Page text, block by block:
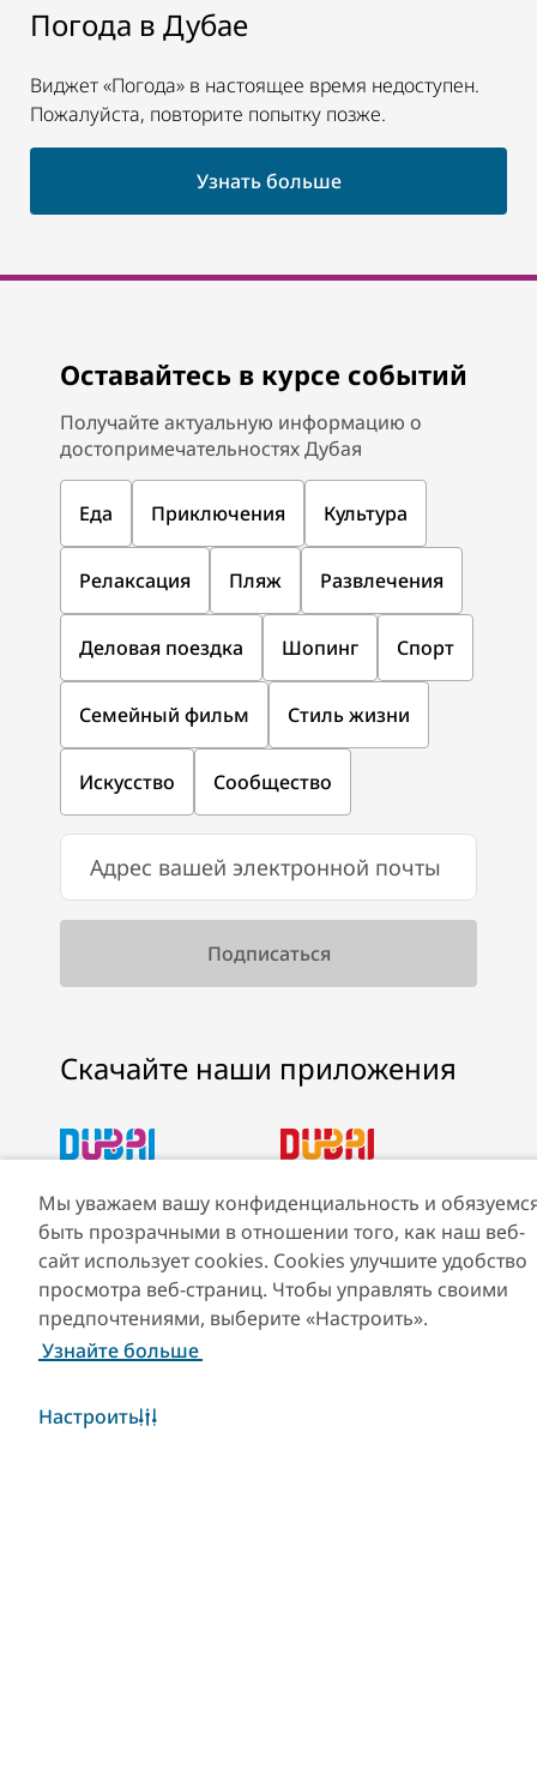
Мы уважаем вашу конфиденциальность и
быть прозрачными в отношении того, как наш веб-
сайт использует cookies. Cookies улучшите удобство
просмотра веб-страниц. Чтобы управлять своими
предпочтениями, выберите «Настроить».
Узнайте больше
Настроить
Погода в Дубае
Виджет «Погода» в настоящее время недоступен.
Пожалуйста, повторите попытку позже.
Узнать больше
Оставайтесь в курсе событий
Получайте актуальную информацию о
достопримечательностях Дубая
Еда Приключения Культура
Релаксация Пляж Развлечения
Деловая поездка Шопинг Спорт
Семейный фильм Стиль жизни
Искусство Сообщество
Скачайте наши приложения
Скачать Visit Dubai
App
Скачать приложение
Visit Dubai Calendar